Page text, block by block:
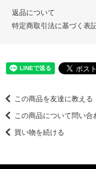
返品について
特定商取引法に基づく表
この商品を友達に教える
この商品について問い合
買い物を続ける